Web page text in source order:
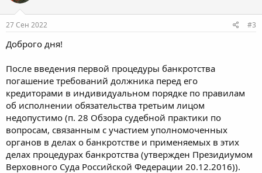
27 Сен 2022 #3
Доброго дня!
После введения первой процедуры банкротства
погашение требований должника перед его
кредиторами в индивидуальном порядке по правилам
об исполнении обязательства третьим лицом
недопустимо (п. 28 Обзора судебной практики по
вопросам, связанным с участием уполномоченных
органов в делах о банкротстве и применяемых в этих
делах процедурах банкротства (утвержден Президиумом
Верховного Суда Российской Федерации 20.12.2016)).